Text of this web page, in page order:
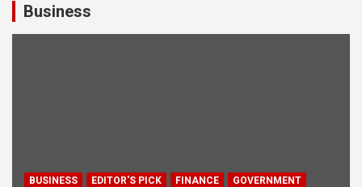
Business
BUSINESS EDITOR'S PICK FINANCE
GOVERNMENT